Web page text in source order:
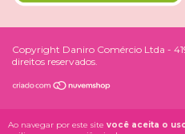
Ao navegar por este site você aceita o
Copyright Daniro Comércio Ltda -
direitos reservados.